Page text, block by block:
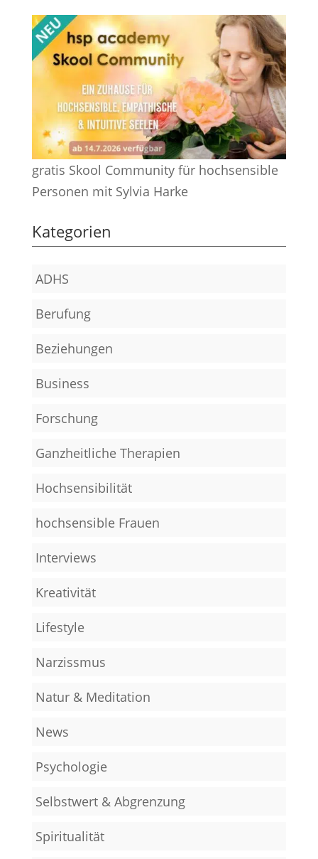
gratis Skool Community für hochsensible
Personen mit Sylvia Harke
Kategorien
ADHS
Berufung
Beziehungen
Business
Forschung
Ganzheitliche Therapien
Hochsensibilität
hochsensible Frauen
Interviews
Kreativität
Lifestyle
Narzissmus
Natur & Meditation
News
Psychologie
Selbstwert & Abgrenzung
Spiritualität